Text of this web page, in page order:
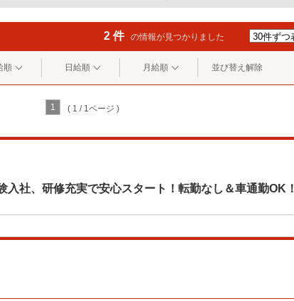
2 件 の情報が見つかりました
順 日給順 月給順 並び替え解除
1 ( 1 / 1ページ )
入社、研修充実で安心スタート！転勤なし＆車通勤OK！